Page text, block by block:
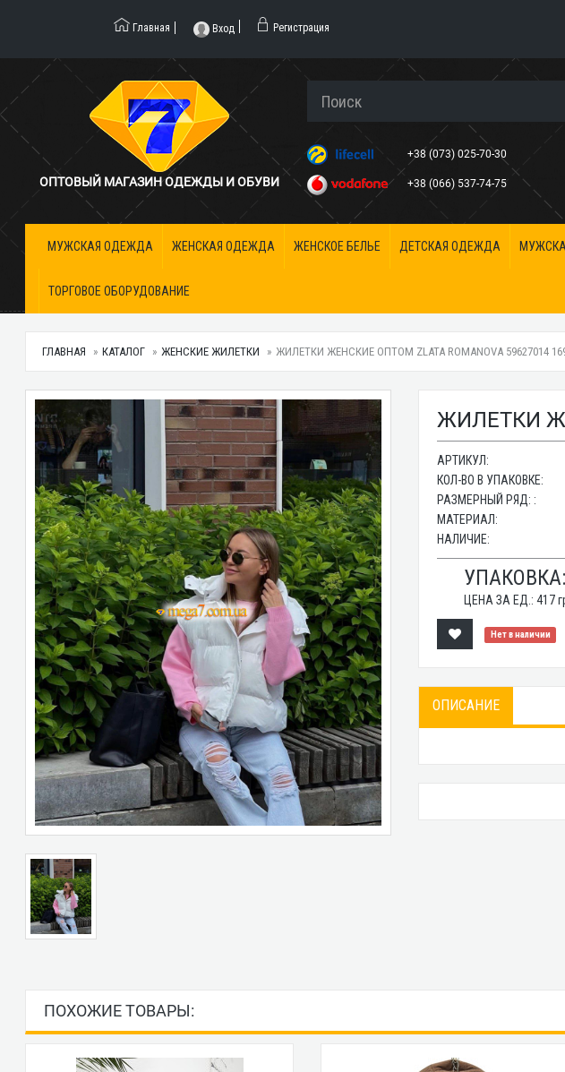
Главная Вход Регистрация
ОПТОВЫЙ МАГАЗИН ОДЕЖДЫ И ОБУВИ
+38 (073) 025-70-30
+38 (066) 537-74-75
МУЖСКАЯ ОДЕЖДА ЖЕНСКАЯ ОДЕЖДА ЖЕНСКОЕ БЕЛЬЕ ДЕТСКАЯ ОДЕЖДА
ТОРГОВОЕ ОБОРУДОВАНИЕ
ГЛАВНАЯ КАТАЛОГ ЖЕНСКИЕ ЖИЛЕТКИ ЖИЛЕТКИ ЖЕНСКИЕ ОПТОМ ZLATA ROMANOVA 59627014
ЖИЛЕТКИ
АРТИКУЛ:
КОЛ-ВО В УПАКОВКЕ:
РАЗМЕРНЫЙ РЯД: :
МАТЕРИАЛ:
НАЛИЧИЕ:
УПАКОВКА:
ЦЕНА ЗА ЕД.:417
Нет в наличии
ОПИСАНИЕ
ПОХОЖИЕ ТОВАРЫ: